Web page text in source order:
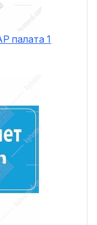
палата 1